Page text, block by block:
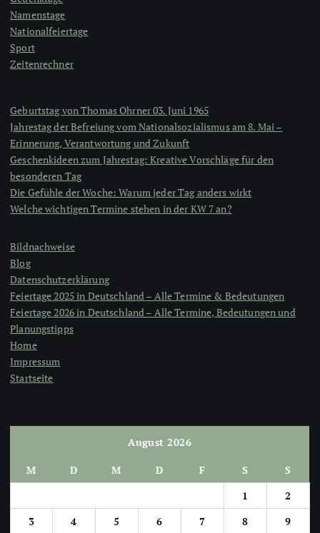
Namenstage
Nationalfeiertage
Sport
Zeitenrechner
Geburtstag von Thomas Ohrner 03. Juni 1965
Jahrestag der Befreiung vom Nationalsozialismus am 8. Mai –
Erinnerung, Verantwortung und Zukunft
Geschenkideen zum Jahrestag: Kreative Vorschläge für den
besonderen Tag
Die Gefühle der Woche: Warum jeder Tag anders wirkt
Welche wichtigen Termine stehen in der KW 7 an?
Bildnachweise
Blog
Datenschutzerklärung
Feiertage 2025 in Deutschland – Alle Termine & Bedeutungen
Feiertage 2026 in Deutschland – Alle Termine, Bedeutungen und
Planungstipps
Home
Impressum
Startseite
August 2026
M D M D F S
S
1
2
3
4 5 6 7 8 9